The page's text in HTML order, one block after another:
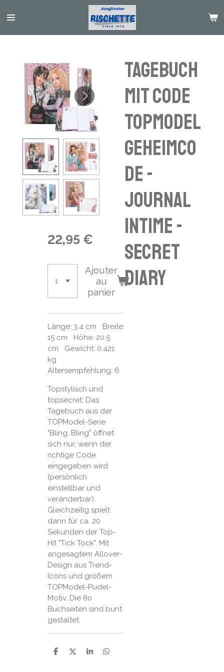
au
Tagebuch
mit Code
TOPModel
Geheimco
de -
journal
intime -
secret
diary
22,95 €
Ajouter
au
panier
Länge: 3.4 cm Breite:
15 cm Höhe: 20.5
cm Gewicht: 0.421
kg
Altersempfehlung: 6
Topstylisch und
topsecret: Das
Tagebuch aus der
TOPModel-Serie
"Bling, Bling" öffnet
sich nur, wenn der
richtige Code
eingegeben wird
(persönlich
einstellbar und
veränderbar).
Gleichzeitig spielt
dann für ca. 20
Sekunden der Top-
Hit "Tick Tock". Mit
angesagtem Allover-
Design aus Trend-
Icons und großem
TOPModel-Pudel-
Motiv. Die 80
Buchseiten sind bunt
gestaltet.
P
P
P
P